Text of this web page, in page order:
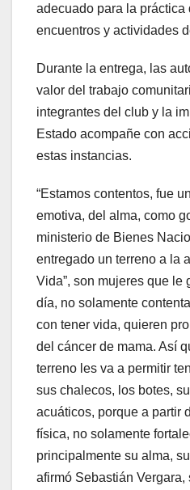
adecuado para la práctica
encuentros y actividades
Durante la entrega, las
valor del trabajo
integrantes del club y la
Estado acompañe con
estas instancias.
“Estamos contentos, fue
emotiva, del alma, como
ministerio de Bienes
entregado un terreno a la
Vida”, son mujeres que le
día, no solamente
con tener vida, quieren
del cáncer de mama. Así
terreno les va a permitir
sus chalecos, los botes,
acuáticos, porque a partir
física, no solamente
principalmente su alma,
afirmó Sebastián Vergara,